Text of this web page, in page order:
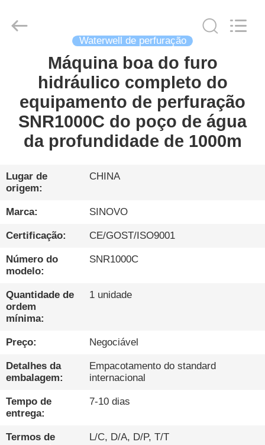
PRODUTOS
SHOW
RV
SOBRE
NÓS
EXCURSÃO
DA
FÁBRICA
CONTROLE
DA
QUALIDADE
CONTACTE-
Sinovo
Heavy
Waterwell de perfuração
Máquina boa do furo
hidráulico completo do
equipamento de perfuração
SNR1000C do poço de água
da profundidade de 1000m
Lugar de
origem:
CHINA
Marca: SINOVO
Certificação: CE/GOST/ISO9001
Número do
modelo:
SNR1000C
Quantidade de
ordem
mínima:
1 unidade
Preço: Negociável
Detalhes da
embalagem:
Empacotamento do standard
internacional
Tempo de
entrega:
7-10 dias
Termos de
L/C, D/A, D/P, T/T